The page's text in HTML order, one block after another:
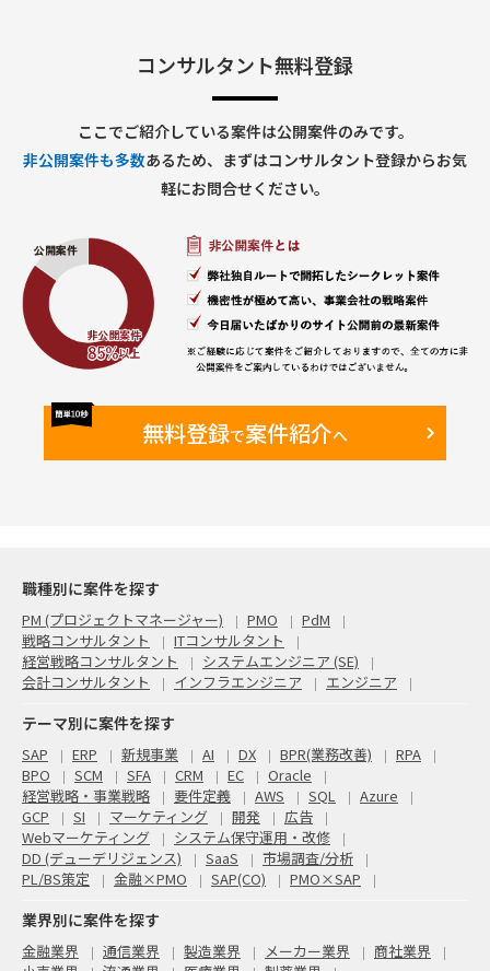
コンサルタント無料登録
ここでご紹介している案件は公開案件のみです。
非公開案件も多数あるため、まずはコンサルタント登録からお気
軽にお問合せください。
無料登録で案件紹介へ
職種別に案件を探す
PM (プロジェクトマネージャー) PMO
PdM
戦略コンサルタント
ITコンサルタント
経営戦略コンサルタント
システムエンジニア (SE)
会計コンサルタント
インフラエンジニア エンジニア
テーマ別に案件を探す
SAP ERP 新規事業 AI DX BPR(業務改善)
RPA
BPO
SCM SFA CRM EC
Oracle
経営戦略・事業戦略
要件定義 AWS SQL
Azure
GCP
SI マーケティング 開発
広告
Webマーケティング
システム保守運用・改修
DD (デューデリジェンス)
SaaS
市場調査/分析
PL/BS策定
金融×PMO SAP(CO) PMO×SAP
業界別に案件を探す
金融業界 通信業界 製造業界 メーカー業界
商社業界